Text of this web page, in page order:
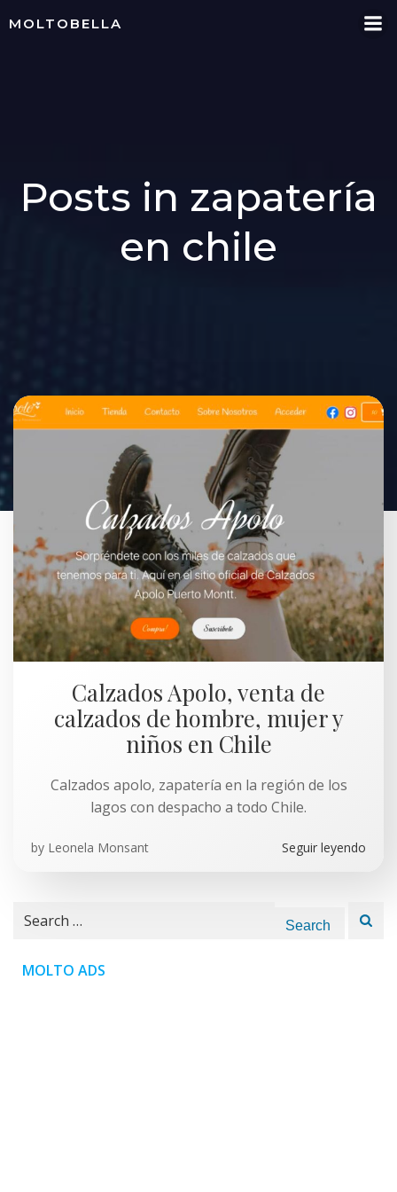
MOLTOBELLA
Posts in zapatería
en chile
Calzados Apolo, venta de
calzados de hombre, mujer y
niños en Chile
Calzados apolo, zapatería en la región de los
lagos con despacho a todo Chile.
by Leonela Monsant Seguir leyendo
Search
MOLTO ADS